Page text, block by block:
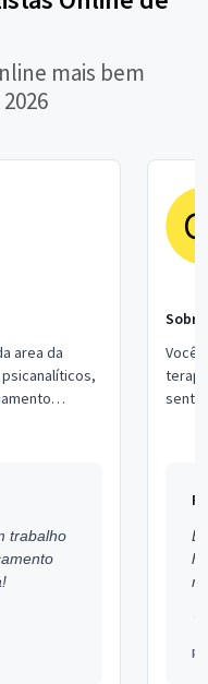
mais bem
area da
trabalho
Você